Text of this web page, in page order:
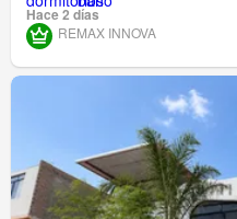
Hace 2 días
REMAX INNOVA